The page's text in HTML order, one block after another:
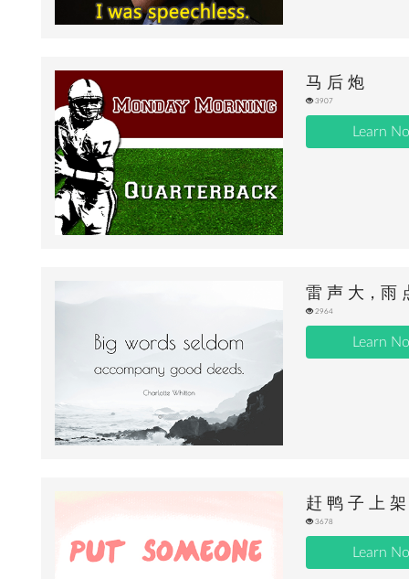
马 后 炮
3907
Learn
雷 声 大，雨
2964
Learn
赶 鸭 子 上 架
3678
Learn